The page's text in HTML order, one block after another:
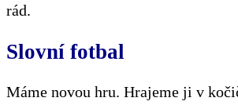
rád.
Slovní fotbal
Máme novou hru. Hrajeme ji v